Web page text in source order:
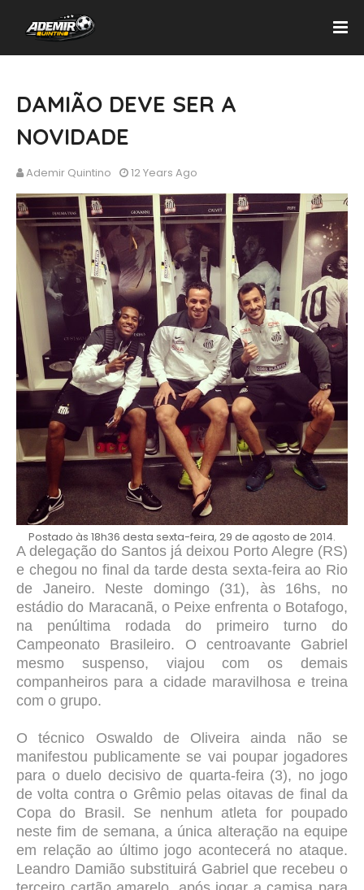
DAMIÃO DEVE SER A
NOVIDADE
Ademir Quintino 12 Years Ago
Postado às 18h36 desta sexta-feira, 29 de agosto de 2014.
A delegação do Santos já deixou Porto Alegre (RS)
e chegou no final da tarde desta sexta-feira ao Rio
de Janeiro. Neste domingo (31), às 16hs, no
estádio do Maracanã, o Peixe enfrenta o Botafogo,
na penúltima rodada do primeiro turno do
Campeonato Brasileiro. O centroavante Gabriel
mesmo suspenso, viajou com os demais
companheiros para a cidade maravilhosa e treina
com o grupo.
O técnico Oswaldo de Oliveira ainda não se
manifestou publicamente se vai poupar jogadores
para o duelo decisivo de quarta-feira (3), no jogo
de volta contra o Grêmio pelas oitavas de final da
Copa do Brasil. Se nenhum atleta for poupado
neste fim de semana, a única alteração na equipe
em relação ao último jogo acontecerá no ataque.
Leandro Damião substituirá Gabriel que recebeu o